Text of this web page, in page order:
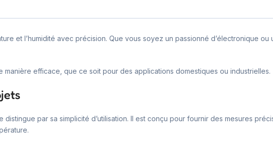
et l’humidité avec précision. Que vous soyez un passionné d’électronique
efficace, que ce soit pour des applications domestiques ou industrielles.
par sa simplicité d’utilisation. Il est conçu pour fournir des mesures